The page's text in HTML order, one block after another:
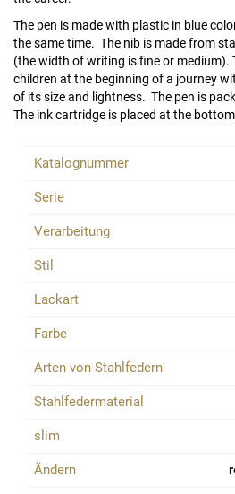
The pen is made with plastic in blue
the same time. The nib is made from
(the width of writing is fine or medium).
children at the beginning of a journey
of its size and lightness. The pen is
The ink cartridge is placed at the
Katalognummer
Serie
Verarbeitung
Stil
Lackart
Farbe
Arten von Stahlfedern
Stahlfedermaterial
slim
Ändern